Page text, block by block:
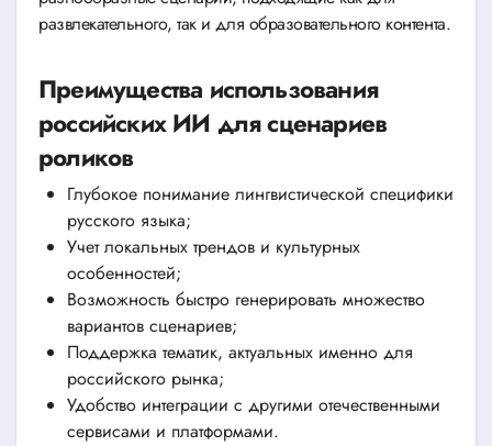
развлекательного, так и для образовательного контента.
Преимущества использования
российских ИИ для сценариев
роликов
Глубокое понимание лингвистической специфики
русского языка;
Учет локальных трендов и культурных
особенностей;
Возможность быстро генерировать множество
вариантов сценариев;
Поддержка тематик, актуальных именно для
российского рынка;
Удобство интеграции с другими отечественными
сервисами и платформами.